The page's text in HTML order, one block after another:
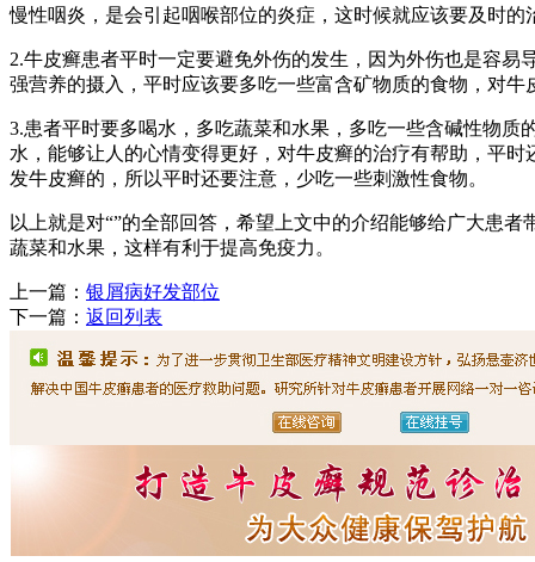
慢性咽炎，是会引起咽喉部位的炎症，这时候就应该要及时
2.牛皮癣患者平时一定要避免外伤的发生，因为外伤也是容
强营养的摄入，平时应该要多吃一些富含矿物质的食物，对牛
3.患者平时要多喝水，多吃蔬菜和水果，多吃一些含碱性物
水，能够让人的心情变得更好，对牛皮癣的治疗有帮助，平
发牛皮癣的，所以平时还要注意，少吃一些刺激性食物。
以上就是对“”的全部回答，希望上文中的介绍能够给广大患
蔬菜和水果，这样有利于提高免疫力。
上一篇： 银屑病好发部位
下一篇： 返回列表